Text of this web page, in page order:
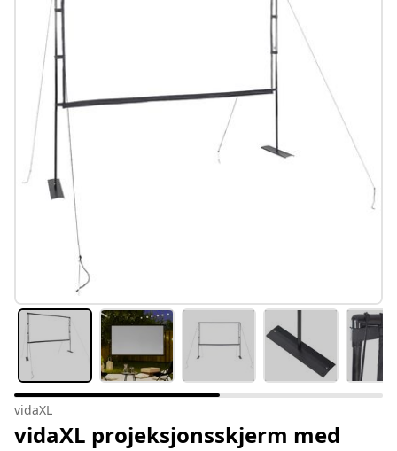
vidaXL
vidaXL projeksjonsskjerm med